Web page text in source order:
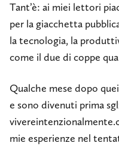
Tant’è: ai miei lettori
per la giacchetta
la tecnologia, la
come il due di coppe
Qualche mese dopo
e sono divenuti prima
mie esperienze nel